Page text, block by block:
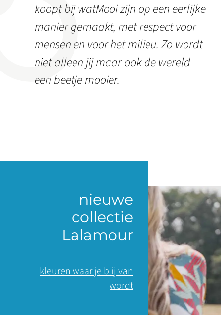
koopt bij watMooi zijn op een eerlijke
manier gemaakt, met respect voor
mensen en voor het milieu. Zo wordt
niet alleen jij maar ook de wereld
een beetje mooier.
nieuwe
collectie
Lalamour
kleuren waar je blij van
wordt